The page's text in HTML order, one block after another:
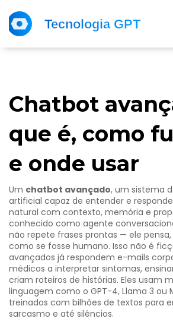
Chatbot
que é, como
e onde usar
Um chatbot avançado, um sistema
artificial capaz de entender e
natural com contexto, memória e
conhecido como agente
não repete frases prontas — ele
como se fosse humano. Isso não é
avançados já respondem e-mails
médicos a interpretar sintomas,
criam roteiros de histórias. Eles usam
linguagem como o GPT-4, Llama 3 ou
treinados com bilhões de textos para
sarcasmo e até silêncios.